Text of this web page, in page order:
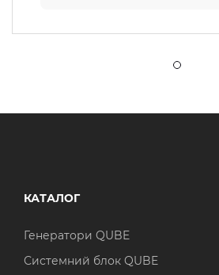
КАТАЛОГ
Генератори QUBE
Системний блок QUBE